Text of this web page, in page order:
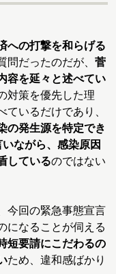
への打撃を和らげる
問だったのだが、 菅
容を延々と述べてい
対策を優先した理
ているだけであり、
の発生源を特定でき
ながら、感染原因
しているのではない
今回の緊急事態宣言
になることが伺える
短要請にこだわるの
ため、違和感ばかり